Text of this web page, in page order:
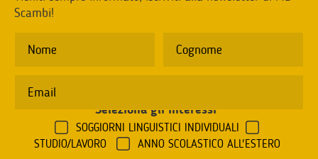
Scambi!
Seleziona gli interessi
SOGGIORNI LINGUISTICI INDIVIDUALI
STUDIO/LAVORO
ANNO SCOLASTICO ALL'ESTERO